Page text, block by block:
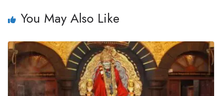
You May Also Like